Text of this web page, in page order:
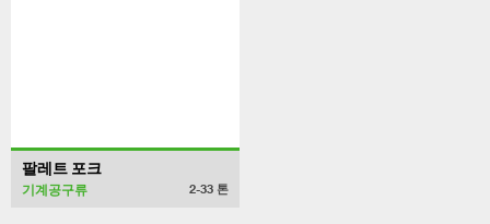
팔레트 포크
기계공구류 2-33 톤